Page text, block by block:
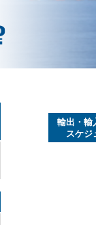
輸出・輸
スケジ